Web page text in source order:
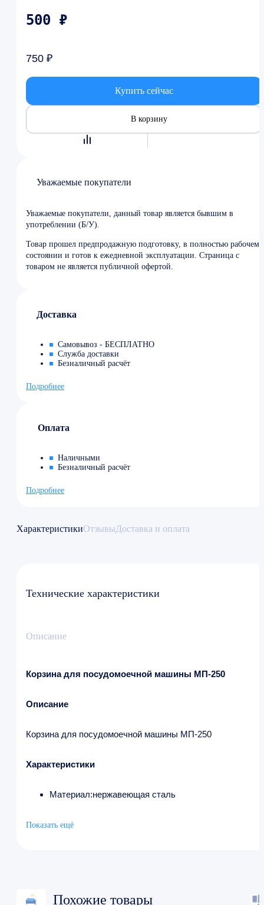
500 ₽
750 ₽
Купить сейчас
В корзину
Уважаемые покупатели
Уважаемые покупатели, данный товар является бывшим в
употреблении (Б/У).
Товар прошел предпродажную подготовку, в полностью рабочем
состоянии и готов к ежедневной эксплуатации. Страница с
товаром не является публичной офертой.
Доставка
Самовывоз - БЕСПЛАТНО
Служба доставки
Безналичный расчёт
Подробнее
Оплата
Наличными
Безналичный расчёт
Подробнее
ХарактеристикиОтзывыДоставка и оплата
Технические характеристики
Описание
Корзина для посудомоечной машины МП-250
Описание
Корзина для посудомоечной машины МП-250
Характеристики
Материал:нержавеющая сталь
Показать ещё
Похожие товары